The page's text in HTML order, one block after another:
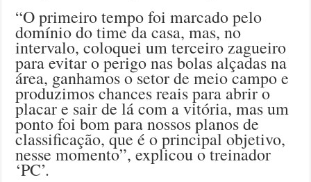
“O primeiro tempo foi marcado pelo
domínio do time da casa, mas, no
intervalo, coloquei um terceiro zagueiro
para evitar o perigo nas bolas alçadas na
área, ganhamos o setor de meio campo e
produzimos chances reais para abrir o
placar e sair de lá com a vitória, mas um
ponto foi bom para nossos planos de
classificação, que é o principal objetivo,
nesse momento”, explicou o treinador
‘PC’.